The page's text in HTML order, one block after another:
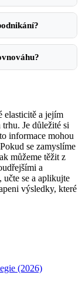
elasticitě a jejím
Je důležité si
informace mohou
se zamyslíme
můžeme těžit z
a
se a aplikujte
výsledky, které
(2026)